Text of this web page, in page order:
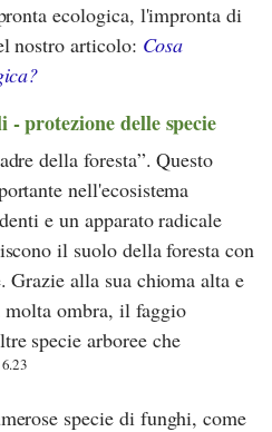
ecologica, l'impronta di
nostro articolo: Cosa
protezione delle specie
della foresta”. Questo
nell'ecosistema
e un apparato radicale
il suolo della foresta con
Grazie alla sua chioma alta e
ombra, il faggio
specie arboree che
6.23
specie di funghi, come